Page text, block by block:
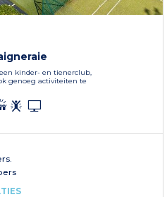
kinder- en tienerclub,
genoeg activiteiten te